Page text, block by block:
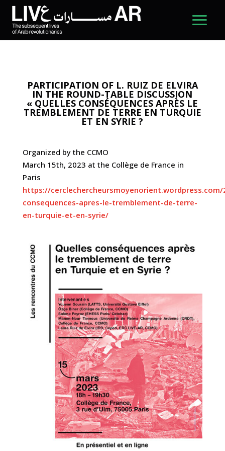
PARTICIPATION OF L. RUIZ DE ELVIRA
IN THE ROUND-TABLE DISCUSSION
« QUELLES CONSÉQUENCES APRÈS LE
TREMBLEMENT DE TERRE EN TURQUIE
ET EN SYRIE ?
Organized by the CCMO
March 15th, 2023 at the Collège de France in
Paris
https://
consequences-apres-le-tremblement-de-terre-
en-turquie-et-en-syrie/